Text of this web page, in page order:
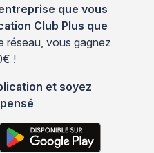
que vous
Club Plus que
réseau, vous gagnez
!
et soyez